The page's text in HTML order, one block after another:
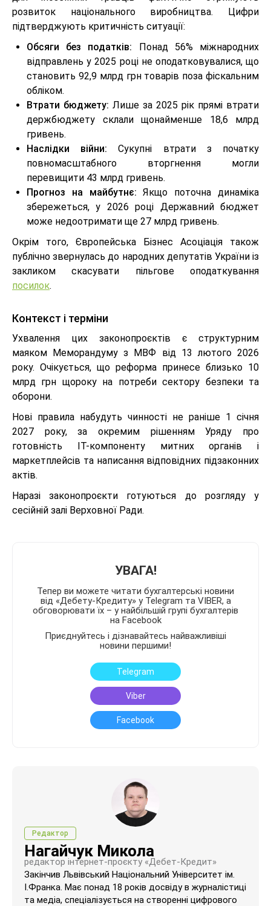
розвиток національного виробництва. Цифри
підтверджують критичність ситуації:
Обсяги без податків: Понад 56% міжнародних
відправлень у 2025 році не оподатковувалися, що
становить 92,9 млрд грн товарів поза фіскальним
обліком.
Втрати бюджету: Лише за 2025 рік прямі втрати
держбюджету склали щонайменше 18,6 млрд
гривень.
Наслідки війни: Сукупні втрати з початку
повномасштабного вторгнення могли
перевищити 43 млрд гривень.
Прогноз на майбутнє: Якщо поточна динаміка
збережеться, у 2026 році Державний бюджет
може недоотримати ще 27 млрд гривень.
Окрім того, Європейська Бізнес Асоціація також
публічно звернулась до народних депутатів України із
закликом скасувати пільгове оподаткування
посилок.
Контекст і терміни
Ухвалення цих законопроєктів є структурним
маяком Меморандуму з МВФ від 13 лютого 2026
року. Очікується, що реформа принесе близько 10
млрд грн щороку на потреби сектору безпеки та
оборони.
Нові правила набудуть чинності не раніше 1 січня
2027 року, за окремим рішенням Уряду про
готовність ІТ-компоненту митних органів і
маркетплейсів та написання відповідних підзаконних
актів.
Наразі законопроєкти готуються до розгляду у
сесійній залі Верховної Ради.
УВАГА!
Тепер ви можете читати бухгалтерські новини
від «Дебету-Кредиту» у Telegram та VIBER, а
обговорювати їх – у найбільшій групі бухгалтерів
на Facebook
Приєднуйтесь і дізнавайтесь найважливіші
новини першими!
Telegram
Viber
Facebook
Редактор
Нагайчук Микола
редактор інтернет-проєкту «Дебет-Кредит»
Закінчив Львівський Національний Університет ім.
І.Франка. Має понад 18 років досвіду в журналістиці
та медіа, спеціалізується на створенні цифрового